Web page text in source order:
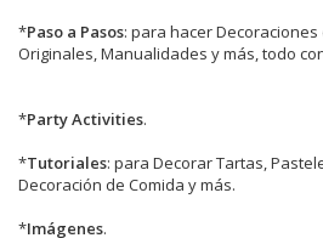
*Paso a Pasos: para hacer Decoraciones
Originales, Manualidades y más, todo
*Party Activities.
*Tutoriales: para Decorar Tartas,
Decoración de Comida y más.
*Imágenes.